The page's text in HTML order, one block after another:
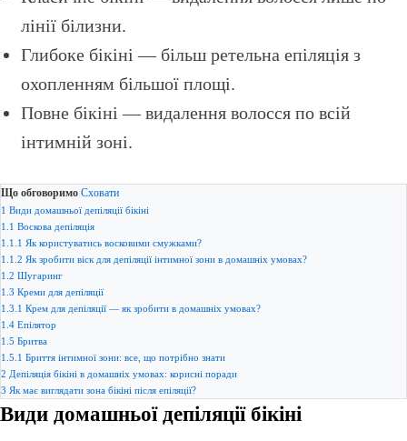
лінії білизни.
Глибоке бікіні — більш ретельна епіляція з
охопленням більшої площі.
Повне бікіні — видалення волосся по всій
інтимній зоні.
Що обговоримо Сховати
1 Види домашньої депіляції бікіні
1.1 Воскова депіляція
1.1.1 Як користуватись восковими смужками?
1.1.2 Як зробити віск для депіляції інтимної зони в домашніх умовах?
1.2 Шугаринг
1.3 Креми для депіляції
1.3.1 Крем для депіляції — як зробити в домашніх умовах?
1.4 Епілятор
1.5 Бритва
1.5.1 Бриття інтимної зони: все, що потрібно знати
2 Депіляція бікіні в домашніх умовах: корисні поради
3 Як має виглядати зона бікіні після епіляції?
Види домашньої депіляції бікіні